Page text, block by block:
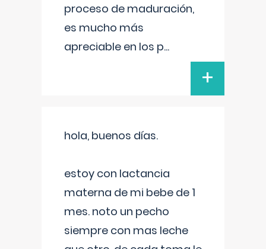
proceso de maduración,
es mucho más
apreciable en los p...
+
hola, buenos días.
estoy con lactancia
materna de mi bebe de 1
mes. noto un pecho
siempre con mas leche